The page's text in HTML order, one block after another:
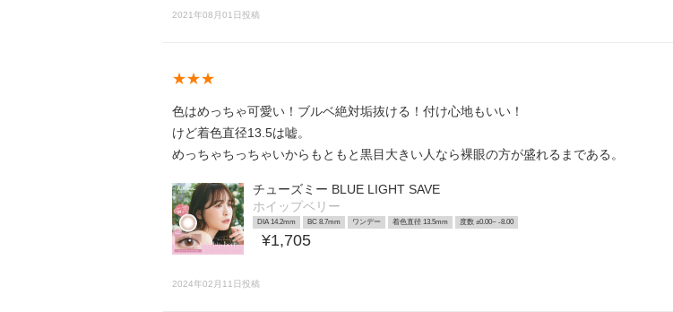
2021年08月01日投稿
★★★
色はめっちゃ可愛い！ブルベ絶対垢抜ける！付け心地もいい！
けど着色直径13.5は嘘。
めっちゃちっちゃいからもともと黒目大きい人なら裸眼の方が盛れるまである。
チューズミー BLUE LIGHT SAVE
ホイップベリー
DIA 14.2mm BC 8.7mm ワンデー 着色直径 13.5mm 度数 ±0.00~ -8.00
¥1,705
2024年02月11日投稿